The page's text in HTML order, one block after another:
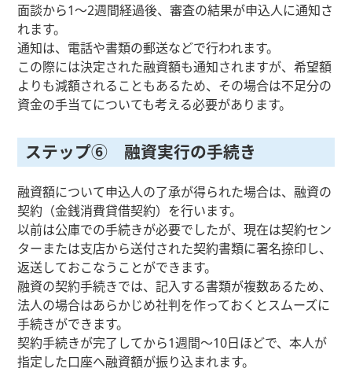
面談から1～2週間経過後、審査の結果が申込人に通知さ
れます。
通知は、電話や書類の郵送などで行われます。
この際には決定された融資額も通知されますが、希望額
よりも減額されることもあるため、その場合は不足分の
資金の手当てについても考える必要があります。
ステップ⑥ 融資実行の手続き
融資額について申込人の了承が得られた場合は、融資の
契約（金銭消費貸借契約）を行います。
以前は公庫での手続きが必要でしたが、現在は契約セン
ターまたは支店から送付された契約書類に署名捺印し、
返送しておこなうことができます。
融資の契約手続きでは、記入する書類が複数あるため、
法人の場合はあらかじめ社判を作っておくとスムーズに
手続きができます。
契約手続きが完了してから1週間～10日ほどで、本人が
指定した口座へ融資額が振り込まれます。